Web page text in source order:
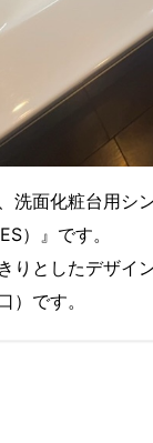
洗面化粧台用シ
）』です。
りとしたデザイ
）です。